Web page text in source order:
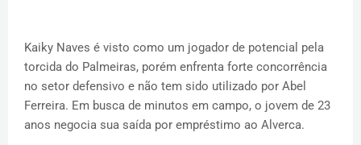
Kaiky Naves é visto como um jogador de potencial pela
torcida do Palmeiras, porém enfrenta forte concorrência
no setor defensivo e não tem sido utilizado por Abel
Ferreira. Em busca de minutos em campo, o jovem de 23
anos negocia sua saída por empréstimo ao Alverca.